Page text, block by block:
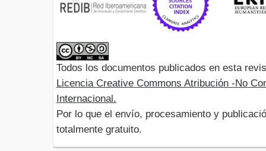
Todos los documentos publicados en esta
Licencia Creative Commons Atribución -No
Internacional.
Por lo que el envío, procesamiento y
totalmente gratuito.